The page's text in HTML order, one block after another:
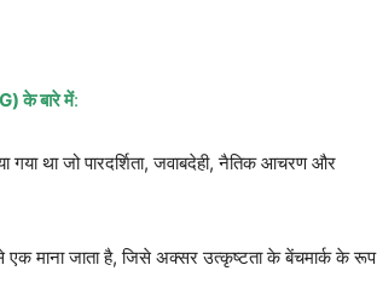
के बारे में:
था जो पारदर्शिता, जवाबदेही, नैतिक आचरण और
एक माना जाता है, जिसे अक्सर उत्कृष्टता के बेंचमार्क के रूप